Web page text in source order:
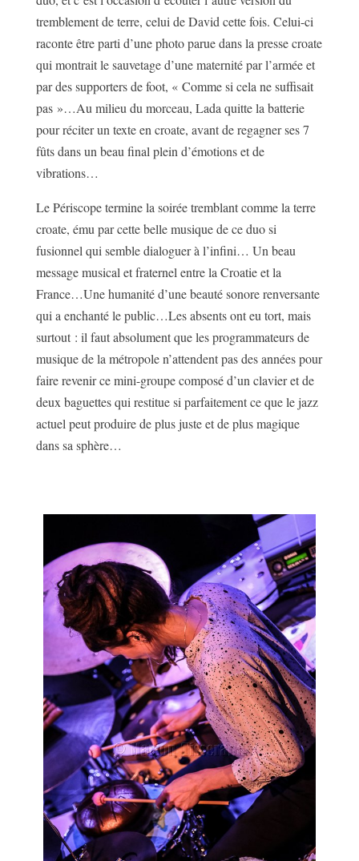
tremblement de terre, celui de David cette fois. Celui-ci
raconte être parti d’une photo parue dans la presse croate
qui montrait le sauvetage d’une maternité par l’armée et
par des supporters de foot, « Comme si cela ne suffisait
pas »…Au milieu du morceau, Lada quitte la batterie
pour réciter un texte en croate, avant de regagner ses 7
fûts dans un beau final plein d’émotions et de
vibrations…
Le Périscope termine la soirée tremblant comme la terre
croate, ému par cette belle musique de ce duo si
fusionnel qui semble dialoguer à l’infini… Un beau
message musical et fraternel entre la Croatie et la
France…Une humanité d’une beauté sonore renversante
qui a enchanté le public…Les absents ont eu tort, mais
surtout : il faut absolument que les programmateurs de
musique de la métropole n’attendent pas des années pour
faire revenir ce mini-groupe composé d’un clavier et de
deux baguettes qui restitue si parfaitement ce que le jazz
actuel peut produire de plus juste et de plus magique
dans sa sphère…